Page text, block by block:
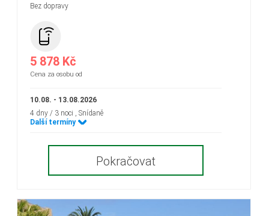
Bez dopravy
5 878 Kč
Cena za osobu od
10.08. - 13.08.2026
4 dny / 3 noci , Snídaně
Další termíny
Pokračovat